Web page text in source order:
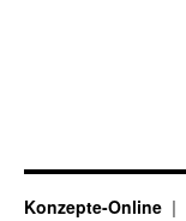
Konzepte-Online